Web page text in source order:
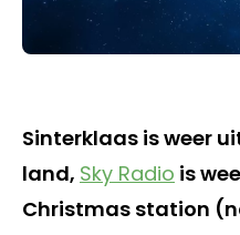
Sinterklaas is weer
land, Sky Radio is
Christmas station